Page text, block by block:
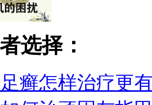
选择：
癣怎样治疗更